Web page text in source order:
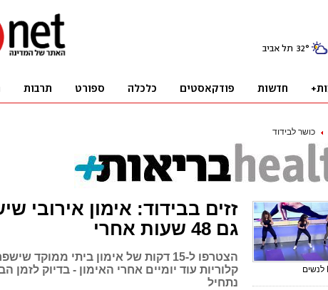
כושר לבידוד
זזים בבידוד: אימון אירובי
גם 48 שעות אחרי
הצטרפו ל-15 דקות של אימון ביתי ממוקד
קלוריות עוד יומיים אחרי האימון - בדיוק לזמן
נתחיל